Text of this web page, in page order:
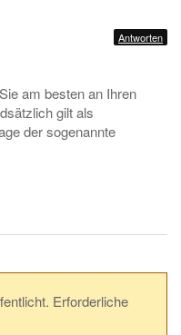
Antworten
am besten an Ihren
gilt als
der sogenannte
Erforderliche